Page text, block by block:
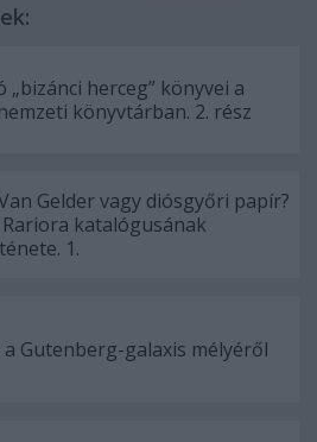
„bizánci herceg” könyvei a
könyvtárban. 2. rész
Gelder vagy diósgyőri papír?
katalógusának
1.
Gutenberg-galaxis mélyéről